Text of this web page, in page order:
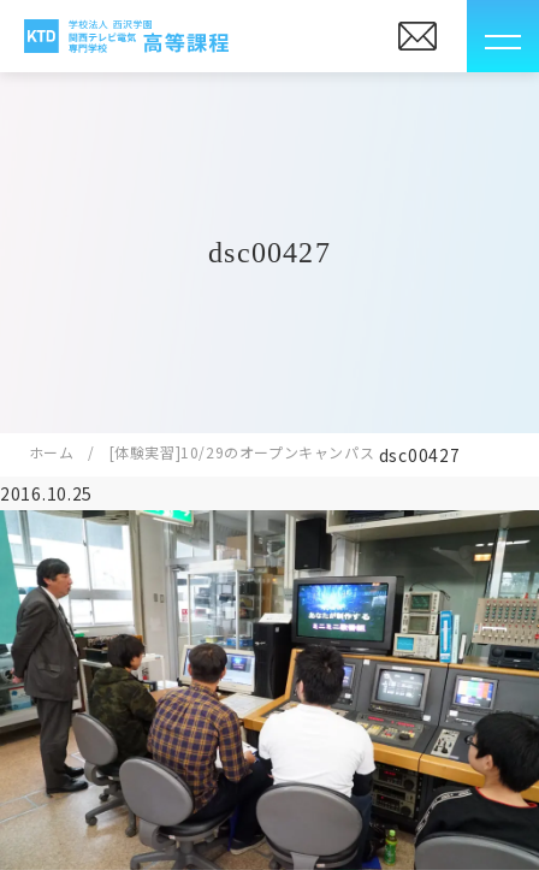
dsc00427
ホーム [体験実習]10/29のオープンキャンパス dsc00427
2016.10.25